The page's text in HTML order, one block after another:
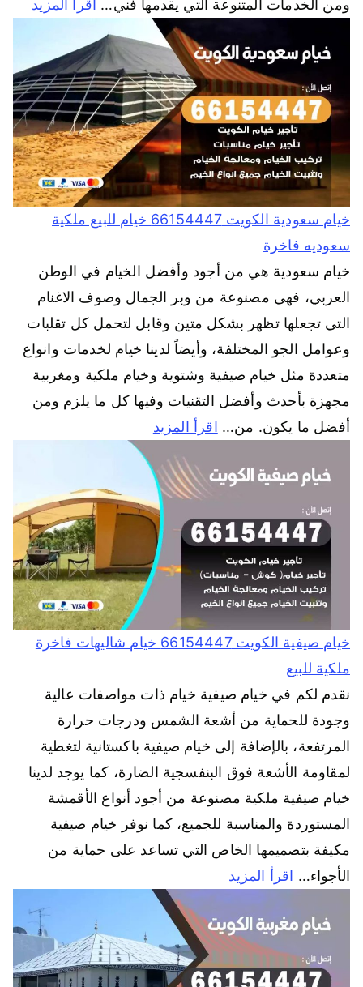
ومن الخدمات المتنوعة التي يقدمها فني… اقرأ المزيد
خيام سعودية الكويت 66154447 خيام للبيع ملكية
سعوديه فاخرة
خيام سعودية هي من أجود وأفضل الخيام في الوطن
العربي، فهي مصنوعة من وبر الجمال وصوف الاغنام
التي تجعلها تظهر بشكل متين وقابل لتحمل كل تقلبات
وعوامل الجو المختلفة، وأيضاً لدينا خيام لخدمات وانواع
متعددة مثل خيام صيفية وشتوية وخيام ملكية ومغربية
مجهزة بأحدث وأفضل التقنيات وفيها كل ما يلزم ومن
أفضل ما يكون. من… اقرأ المزيد
خيام صيفية الكويت 66154447 خيام شاليهات فاخرة
ملكية للبيع
نقدم لكم في خيام صيفية خيام ذات مواصفات عالية
وجودة للحماية من أشعة الشمس ودرجات حرارة
المرتفعة، بالإضافة إلى خيام صيفية باكستانية لتغطية
لمقاومة الأشعة فوق البنفسجية الضارة، كما يوجد لدينا
خيام صيفية ملكية مصنوعة من أجود أنواع الأقمشة
المستوردة والمناسبة للجميع، كما نوفر خيام صيفية
مكيفة بتصميمها الخاص التي تساعد على حماية من
الأجواء… اقرأ المزيد